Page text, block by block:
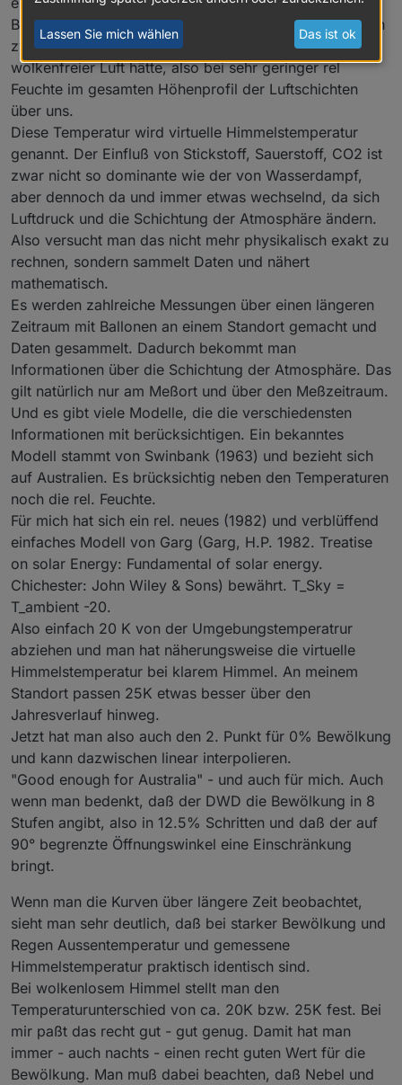
Bewölkungsberechnung. Jetzt brauchen wir noch einen
zweiten Punkt und das ist die Temperatur, die man bei
wolkenfreier Luft hätte, also bei sehr geringer rel
Feuchte im gesamten Höhenprofil der Luftschichten
über uns.
Diese Temperatur wird virtuelle Himmelstemperatur
genannt. Der Einfluß von Stickstoff, Sauerstoff, CO2 ist
zwar nicht so dominante wie der von Wasserdampf,
aber dennoch da und immer etwas wechselnd, da sich
Luftdruck und die Schichtung der Atmosphäre ändern.
Also versucht man das nicht mehr physikalisch exakt zu
rechnen, sondern sammelt Daten und nähert
mathematisch.
Es werden zahlreiche Messungen über einen längeren
Zeitraum mit Ballonen an einem Standort gemacht und
Daten gesammelt. Dadurch bekommt man
Informationen über die Schichtung der Atmosphäre. Das
gilt natürlich nur am Meßort und über den Meßzeitraum.
Und es gibt viele Modelle, die die verschiedensten
Informationen mit berücksichtigen. Ein bekanntes
Modell stammt von Swinbank (1963) und bezieht sich
auf Australien. Es brücksichtig neben den Temperaturen
noch die rel. Feuchte.
Für mich hat sich ein rel. neues (1982) und verblüffend
einfaches Modell von Garg (Garg, H.P. 1982. Treatise
on solar Energy: Fundamental of solar energy.
Chichester: John Wiley & Sons) bewährt. T_Sky =
T_ambient -20.
Also einfach 20 K von der Umgebungstemperatrur
abziehen und man hat näherungsweise die virtuelle
Himmelstemperatur bei klarem Himmel. An meinem
Standort passen 25K etwas besser über den
Jahresverlauf hinweg.
Jetzt hat man also auch den 2. Punkt für 0% Bewölkung
und kann dazwischen linear interpolieren.
"Good enough for Australia" - und auch für mich. Auch
wenn man bedenkt, daß der DWD die Bewölkung in 8
Stufen angibt, also in 12.5% Schritten und daß der auf
90° begrenzte Öffnungswinkel eine Einschränkung
bringt.
Wenn man die Kurven über längere Zeit beobachtet,
sieht man sehr deutlich, daß bei starker Bewölkung und
Regen Aussentemperatur und gemessene
Himmelstemperatur praktisch identisch sind.
Bei wolkenlosem Himmel stellt man den
Temperaturunterschied von ca. 20K bzw. 25K fest. Bei
mir paßt das recht gut - gut genug. Damit hat man
immer - auch nachts - einen recht guten Wert für die
Bewölkung. Man muß dabei beachten, daß Nebel und
Lassen Sie mich wählen Das ist ok